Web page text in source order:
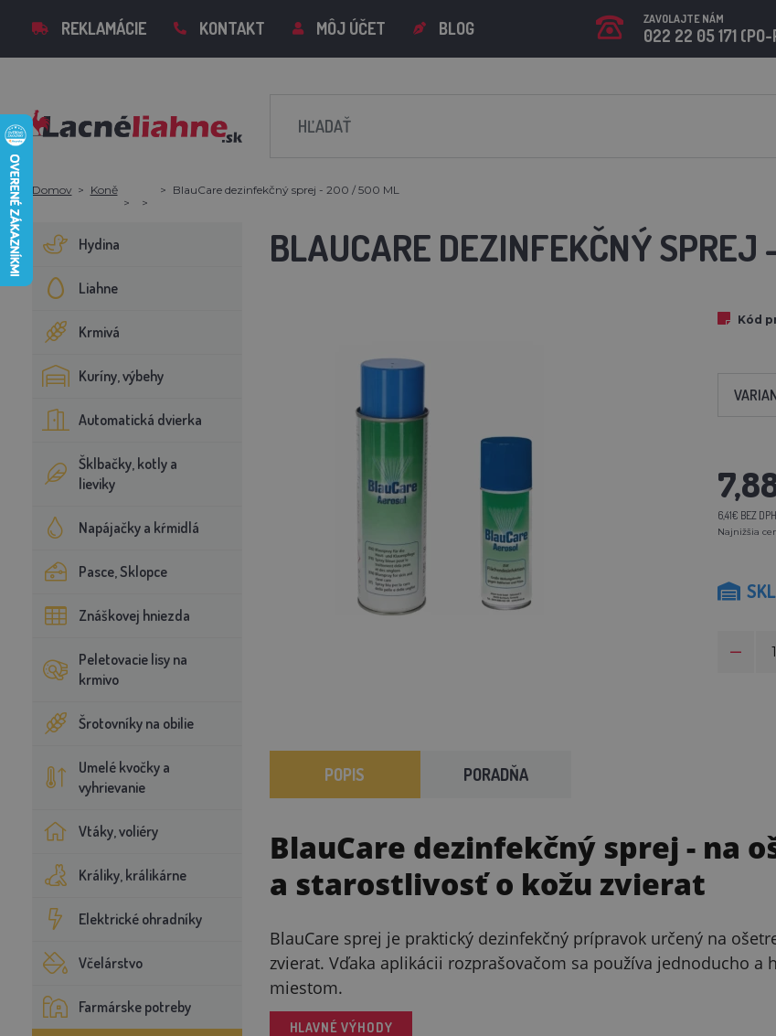
REKLAMÁCIE KONTAKT MÔJ ÚČET BLOG ZAVOLAJTE NÁM
022 22 05 171
Domov Koně BlauCare dezinfekčný sprej - 200 / 500 ML
Hydina
Liahne
Krmivá
Kuríny, výbehy
Automatická dvierka
Šklbačky, kotly a
lieviky
Napájačky a kŕmidlá
Pasce, Sklopce
Znáškovej hniezda
Peletovacie lisy na
krmivo
Šrotovníky na obilie
Umelé kvočky a
vyhrievanie
Vtáky, voliéry
Králiky, králikárne
Elektrické ohradníky
Včelárstvo
Farmárske potreby
BLAUCARE DEZINFEKČNÝ
Kód
6,41€ BEZ DPH
Najnižšia
POPIS PORADŇA
BlauCare dezinfekčný sprej - na
a starostlivosť o kožu zvierat
BlauCare sprej je praktický dezinfekčný prípravok určený na
zvierat. Vďaka aplikácii rozprašovačom sa používa jednoducho
miestom.
HLAVNÉ VÝHODY